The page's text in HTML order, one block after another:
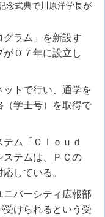
念式典で川原洋学長が
グラム」を新設す
０７年に設立し
トで行い、通学を
（学士号）を取得で
テム「Ｃｌｏｕｄ
ステムは、ＰＣの
している。
バーシティ広報部
けられるという受